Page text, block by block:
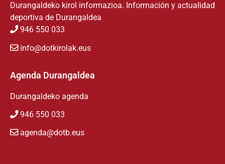
Durangaldeko kirol informazioa. Información y actualidad
deportiva de Durangaldea
946 550 033
info@dotkirolak.eus
Agenda Durangaldea
Durangaldeko agenda
946 550 033
agenda@dotb.eus